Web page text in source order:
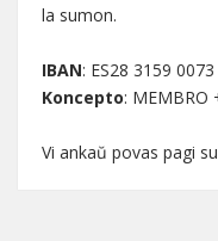
la sumon.
IBAN: ES28 3159
Koncepto: MEMBRO
Vi ankaŭ povas pagi